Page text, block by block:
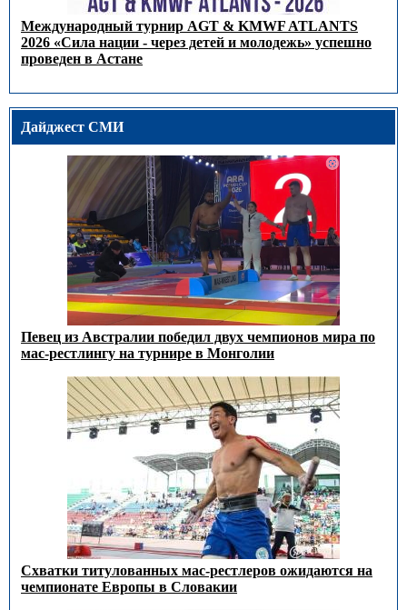
Международный турнир AGT & KMWF ATLANTS
2026 «Сила нации - через детей и молодежь» успешно
проведен в Астане
Дайджест СМИ
Певец из Австралии победил двух чемпионов мира по
мас-рестлингу на турнире в Монголии
Схватки титулованных мас-рестлеров ожидаются на
чемпионате Европы в Словакии